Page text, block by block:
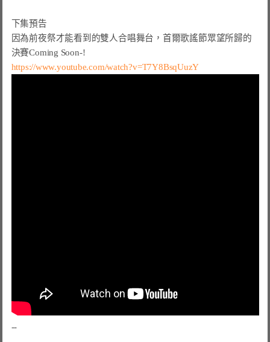
下集預告
因為前夜祭才能看到的雙人合唱舞台，首爾歌謠節眾望所歸的
https://www.youtube.com/watch?v=T7Y8BsqUuzY